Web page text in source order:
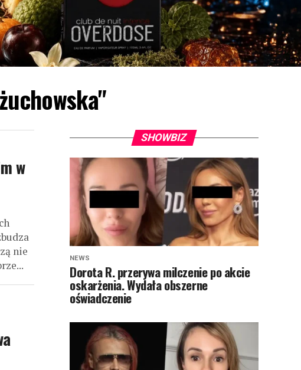
w
nie
SHOWBIZ
NEWS
Dorota R. przerywa milczenie po akcie
oskarżenia. Wydała obszerne
oświadczenie